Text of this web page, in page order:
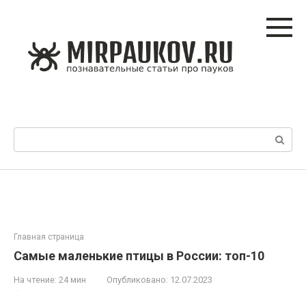
Главная страница
Самые маленькие птицы в России: топ-10
На чтение: 24 мин Опубликовано: 12.07.2023